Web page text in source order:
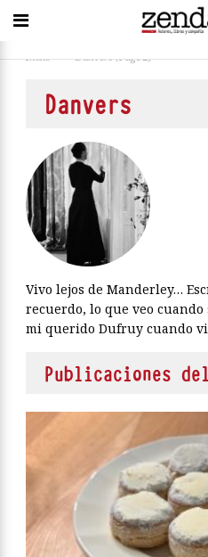
Inicio > Danvers(Page 2)
Danvers
Vivo lejos de Manderley…
recuerdo, lo que veo cuando
mi querido Dufruy cuando
Publicaciones